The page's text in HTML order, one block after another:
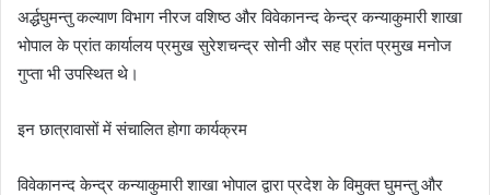
अर्द्धघुमन्तु कल्याण विभाग नीरज वशिष्ठ और विवेकानन्द केन्द्र कन्याकुमारी शाखा
भोपाल के प्रांत कार्यालय प्रमुख सुरेशचन्द्र सोनी और सह प्रांत प्रमुख मनोज
गुप्ता भी उपस्थित थे।
इन छात्रावासों में संचालित होगा कार्यक्रम
विवेकानन्द केन्द्र कन्याकुमारी शाखा भोपाल द्वारा प्रदेश के विमुक्त घुमन्तु और